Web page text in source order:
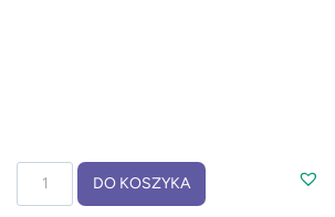
DO KOSZYKA